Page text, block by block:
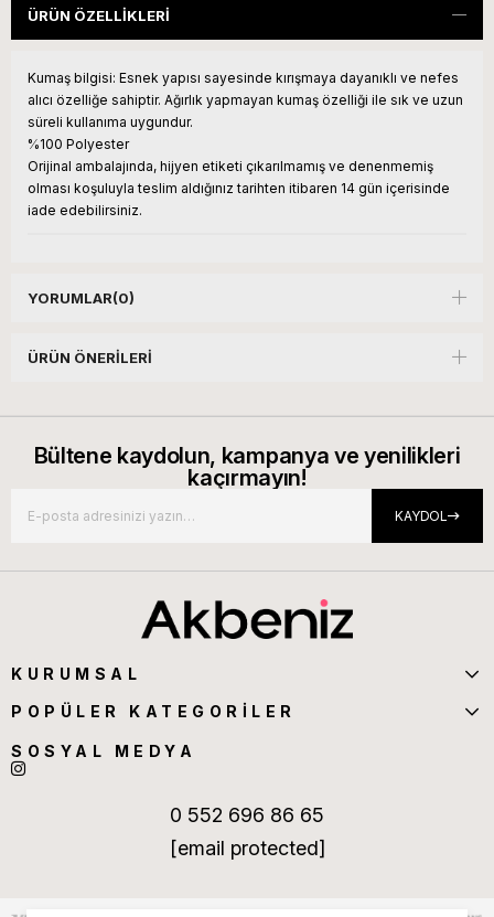
ÜRÜN ÖZELLIKLERI
Kumaş bilgisi: Esnek yapısı sayesinde kırışmaya dayanıklı ve nefes
alıcı özelliğe sahiptir. Ağırlık yapmayan kumaş özelliği ile sık ve uzun
süreli kullanıma uygundur.
%100 Polyester
Orijinal ambalajında, hijyen etiketi çıkarılmamış ve denenmemiş
olması koşuluyla teslim aldığınız tarihten itibaren 14 gün içerisinde
iade edebilirsiniz.
YORUMLAR(0)
ÜRÜN ÖNERILERI
Bültene kaydolun, kampanya ve yenilikleri
kaçırmayın!
KAYDOL
KURUMSAL
POPÜLER KATEGORİLER
SOSYAL MEDYA
0 552 696 86 65
[email protected]